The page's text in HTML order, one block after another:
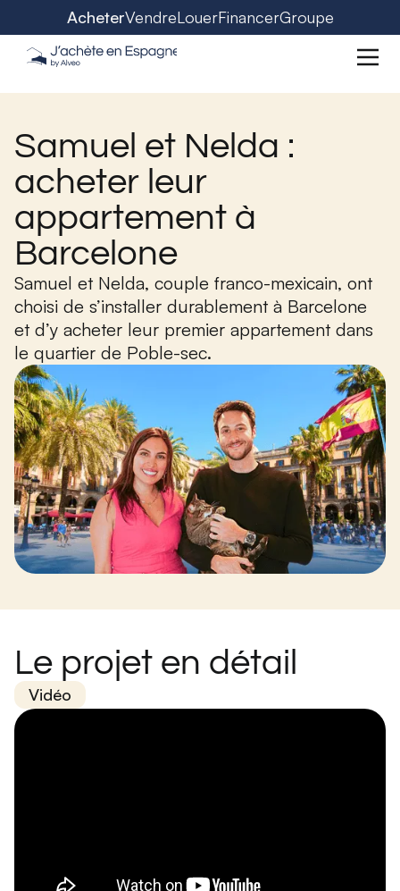
Samuel et Nelda :
acheter leur
appartement à
Barcelone
Samuel et Nelda, couple franco-mexicain, ont
choisi de s’installer durablement à Barcelone
et d’y acheter leur premier appartement dans
le quartier de Poble-sec.
Le projet en détail
Vidéo
AcheterVendreLouerFinancerGroupe